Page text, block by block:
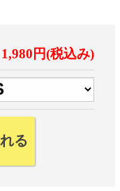
1,980円(税込み)